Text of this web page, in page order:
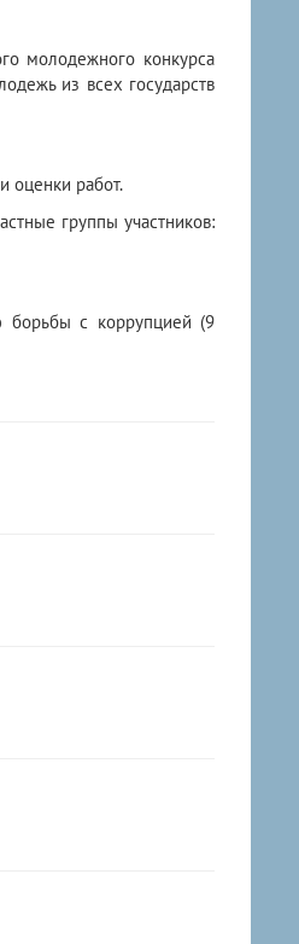
молодежного конкурса
из всех государств
оценки работ.
группы участников:
борьбы с коррупцией (9